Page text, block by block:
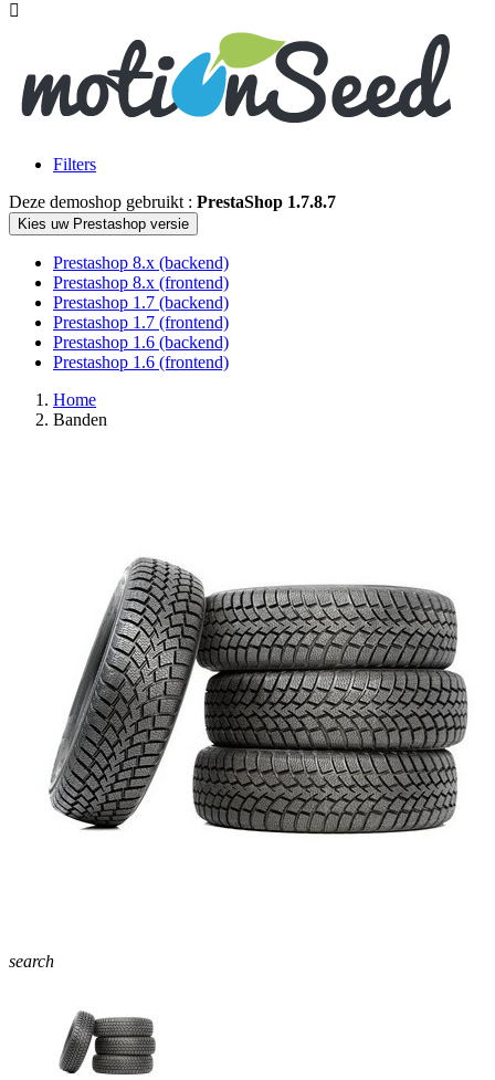

Filters
Deze demoshop gebruikt : PrestaShop 1.7.8.7
Kies uw Prestashop versie
Prestashop 8.x (backend)
Prestashop 8.x (frontend)
Prestashop 1.7 (backend)
Prestashop 1.7 (frontend)
Prestashop 1.6 (backend)
Prestashop 1.6 (frontend)
Home
Banden
search